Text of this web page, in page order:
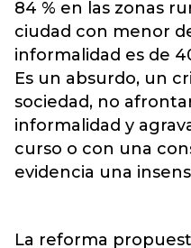
84 % en las zonas
ciudad con menor
informalidad es de
Es un absurdo, un
sociedad, no
informalidad y
curso o con una
evidencia una
La reforma